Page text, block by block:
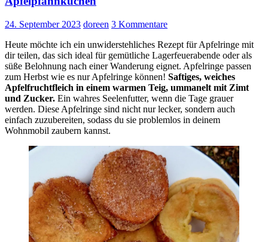
24. September 2023 doreen 3 Kommentare
Heute möchte ich ein unwiderstehliches Rezept für Apfelringe mit
dir teilen, das sich ideal für gemütliche Lagerfeuerabende oder als
süße Belohnung nach einer Wanderung eignet. Apfelringe passen
zum Herbst wie es nur Apfelringe können! Saftiges, weiches
Apfelfruchtfleich in einem warmen Teig, ummanelt mit Zimt
und Zucker. Ein wahres Seelenfutter, wenn die Tage grauer
werden. Diese Apfelringe sind nicht nur lecker, sondern auch
einfach zuzubereiten, sodass du sie problemlos in deinem
Wohnmobil zaubern kannst.